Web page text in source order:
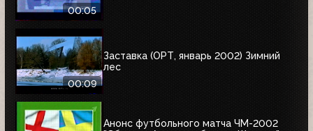
00:05
00:09
Заставка (ОРТ, январь 2002) Зимний
лес
Анонс футбольного матча ЧМ-2002